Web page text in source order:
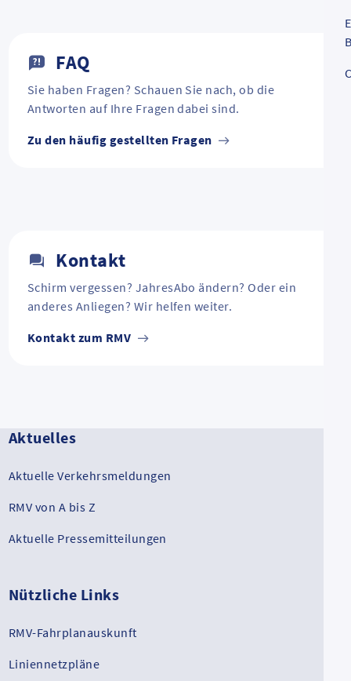
FAQ
Sie haben Fragen? Schauen Sie nach, ob die
Antworten auf Ihre Fragen dabei sind.
Zu den häufig gestellten Fragen
Kontakt
Schirm vergessen? JahresAbo ändern? Oder ein
anderes Anliegen? Wir helfen weiter.
Kontakt zum RMV
Aktuelles
Aktuelle Verkehrsmeldungen
RMV von A bis Z
Aktuelle Pressemitteilungen
Nützliche Links
RMV-Fahrplanauskunft
Liniennetzpläne